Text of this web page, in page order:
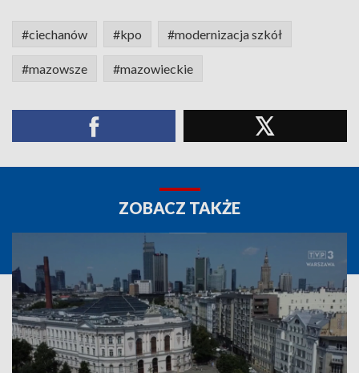
#ciechanów #kpo #modernizacja szkół
#mazowsze #mazowieckie
ZOBACZ TAKŻE